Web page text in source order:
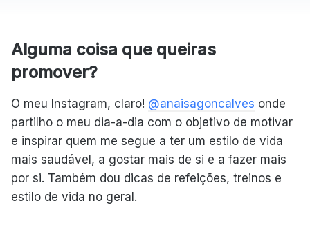
Alguma coisa que queiras
promover?
O meu Instagram, claro! @anaisagoncalves onde
partilho o meu dia-a-dia com o objetivo de motivar
e inspirar quem me segue a ter um estilo de vida
mais saudável, a gostar mais de si e a fazer mais
por si. Também dou dicas de refeições, treinos e
estilo de vida no geral.